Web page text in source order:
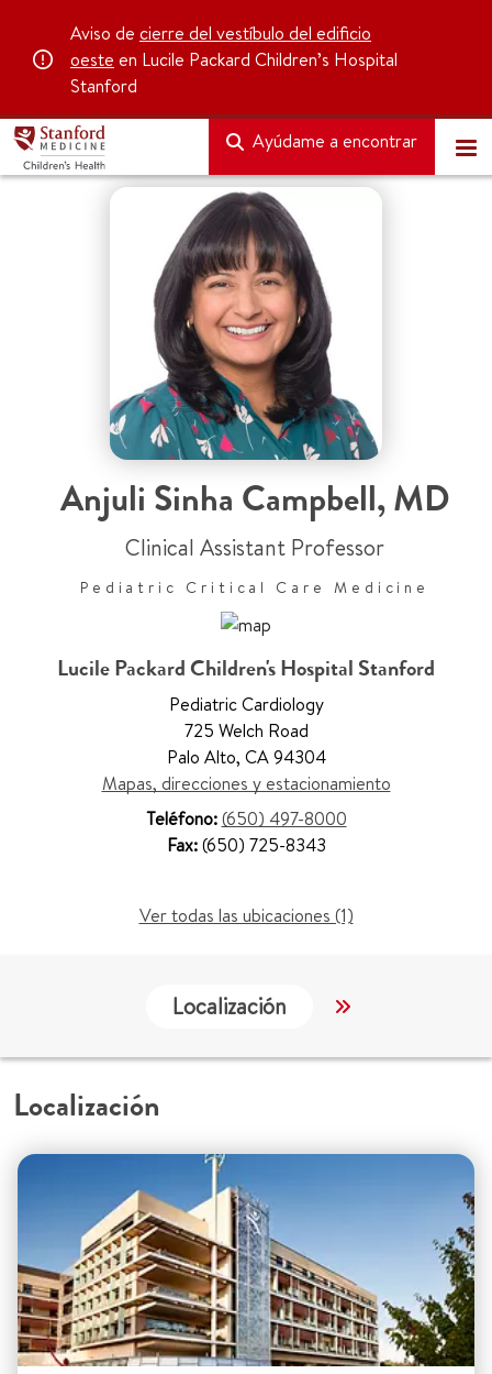
Aviso de cierre del vestíbulo del edificio
oeste en Lucile Packard Children’s Hospital
Stanford
Ayúdame a encontrar
Anjuli Sinha Campbell,MD
Clinical Assistant Professor
Pediatric Critical Care Medicine
Lucile Packard Children's Hospital Stanford
Pediatric Cardiology
725 Welch Road
Palo Alto, CA 94304
Mapas, direcciones y estacionamiento
Teléfono:(650) 497-8000
Fax:(650) 725-8343
Ver todas las ubicaciones (1)
Localización Servicios
Localización